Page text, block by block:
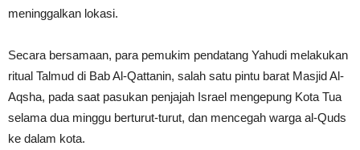
meninggalkan lokasi.
Secara bersamaan, para pemukim pendatang Yahudi melakukan
ritual Talmud di Bab Al-Qattanin, salah satu pintu barat Masjid Al-
Aqsha, pada saat pasukan penjajah Israel mengepung Kota Tua
selama dua minggu berturut-turut, dan mencegah warga al-Quds
ke dalam kota.